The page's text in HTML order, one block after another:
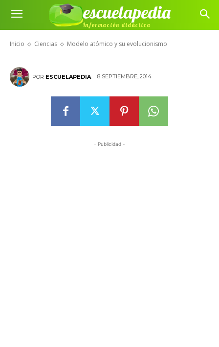
escuelapedia
Información didáctica
Inicio Ciencias Modelo atómico y su evolucionismo
Modelo atómico y su
evolucionismo
POR ESCUELAPEDIA 8 SEPTIEMBRE, 2014
- Publicidad -